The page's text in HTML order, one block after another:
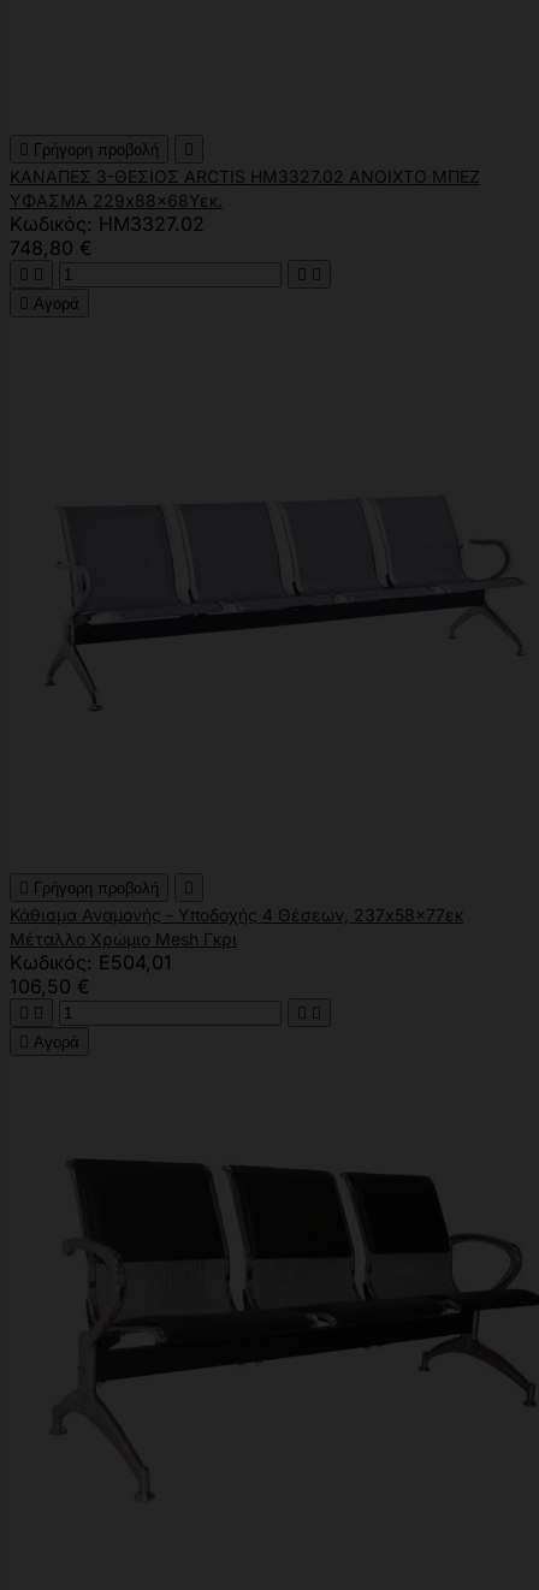
 Γρήγορη προβολή 
ΚΑΝΑΠΕΣ 3-ΘΕΣΙΟΣ ARCTIS HM3327.02 ΑΝΟΙΧΤΟ ΜΠΕΖ
ΥΦΑΣΜΑ 229x88x68Υεκ.
Κωδικός: HM3327.02
748,80 €
   
 Αγορά
 Γρήγορη προβολή 
Κάθισμα Αναμονής - Υποδοχής 4 Θέσεων, 237x58x77εκ
Μέταλλο Χρώμιο Mesh Γκρι
Κωδικός: Ε504,01
106,50 €
   
 Αγορά